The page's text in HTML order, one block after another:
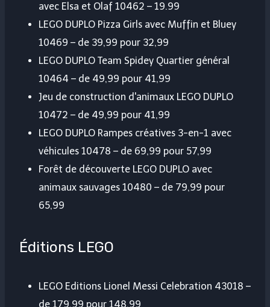
avec Elsa et Olaf 10462 – 19.99
LEGO DUPLO Pizza Girls avec Muffin et Bluey
10469 – de 39,99 pour 32,99
LEGO DUPLO Team Spidey Quartier général
10464 – de 49,99 pour 41,99
Jeu de construction d'animaux LEGO DUPLO
10472 – de 49,99 pour 41,99
LEGO DUPLO Rampes créatives 3-en-1 avec
véhicules 10478 – de 69,99 pour 57,99
Forêt de découverte LEGO DUPLO avec
animaux sauvages 10480 – de 79,99 pour
65,99
Éditions LEGO
LEGO Editions Lionel Messi Celebration 43018 –
de 179,99 pour 148,99